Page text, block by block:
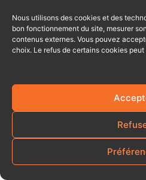
Nous utilisons des cookies et des
bon fonctionnement du site, mesurer
contenus externes. Vous pouvez
choix. Le refus de certains cookies
dans un escalier
bloquer toute la
l’alcool ou passer d’une
sans raison d’urgence.
Découvrez comment payer
avant votre départ.